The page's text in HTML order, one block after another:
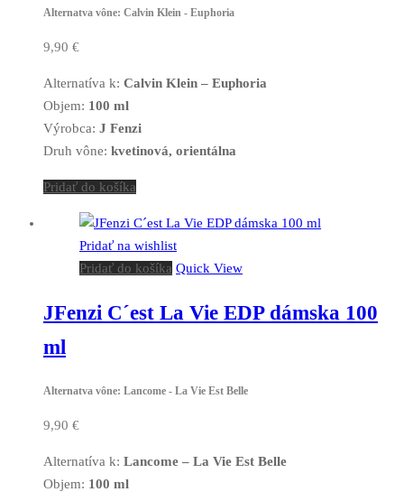
Alternatva vône: Calvin Klein - Euphoria
9,90 €
Alternatíva k: Calvin Klein – Euphoria
Objem: 100 ml
Výrobca: J Fenzi
Druh vône: kvetinová, orientálna
Pridať do košíka
Pridať na wishlist
Pridať do košíka Quick View
JFenzi C´est La Vie EDP dámska 100
ml
Alternatva vône: Lancome - La Vie Est Belle
9,90 €
Alternatíva k: Lancome – La Vie Est Belle
Objem: 100 ml